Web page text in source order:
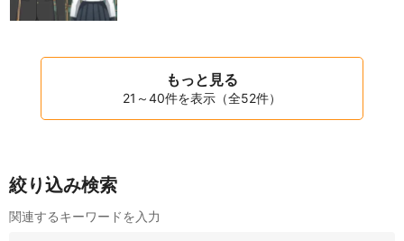
もっと見る
21～40件を表示（全52件）
絞り込み検索
関連するキーワードを入力